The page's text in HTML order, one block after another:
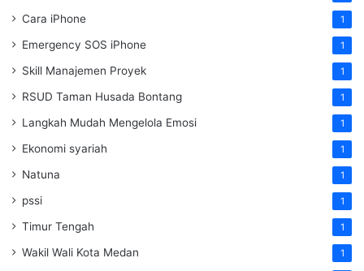
Cara iPhone 1
Emergency SOS iPhone 1
Skill Manajemen Proyek 1
RSUD Taman Husada Bontang 1
Langkah Mudah Mengelola Emosi 1
Ekonomi syariah 1
Natuna 1
pssi 1
Timur Tengah 1
Wakil Wali Kota Medan 1